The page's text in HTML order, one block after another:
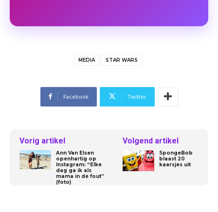
MEDIA STAR WARS
Facebook Twitter
Vorig artikel
Ann Van Elsen
openhartig op
Instagram: “Elke
dag ga ik als
mama in de fout”
(foto)
Volgend artikel
SpongeBob
blaast 20
kaarsjes uit